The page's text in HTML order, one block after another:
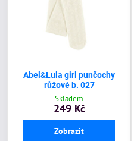
Abel&Lula girl punčochy
růžové b. 027
Skladem
249 Kč
Zobrazit